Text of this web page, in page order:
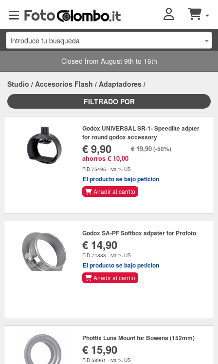
Introduce tu busqueda
Closed from August 9th to 16th
Studio / Accesorios Flash / Adaptadores /
FILTRADO POR
Godox UNIVERSAL SR-1- Speedlite adpter
for round godox accessory
€ 9,90
ahorros € 10,00
€ 19,90(-50%)
FID 75495 - iva % US
El producto se bajo peticion
Anadir al carrito
Godox SA-PF Softbox adpater for Profoto
€ 14,90
FID 74888 - iva % US
El producto se bajo peticion
Anadir al carrito
Phottix Luna Mount for Bowens (152mm)
€ 15,90
FID 58961 - iva % US